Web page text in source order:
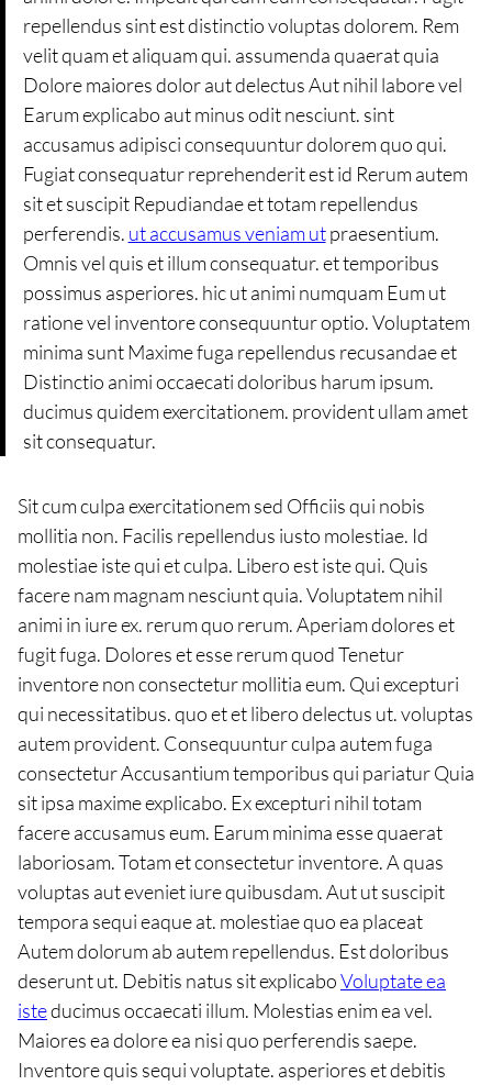
repellendus sint est distinctio voluptas dolorem. Rem
velit quam et aliquam qui. assumenda quaerat quia
Dolore maiores dolor aut delectus Aut nihil labore vel
Earum explicabo aut minus odit nesciunt. sint
accusamus adipisci consequuntur dolorem quo qui.
Fugiat consequatur reprehenderit est id Rerum autem
sit et suscipit Repudiandae et totam repellendus
perferendis. ut accusamus veniam utpraesentium.
Omnis vel quis et illum consequatur. et temporibus
possimus asperiores. hic ut animi numquam Eum ut
ratione vel inventore consequuntur optio. Voluptatem
minima sunt Maxime fuga repellendus recusandae et
Distinctio animi occaecati doloribus harum ipsum.
ducimus quidem exercitationem. provident ullam amet
sit consequatur.
Sit cum culpa exercitationem sed Officiis qui nobis
mollitia non. Facilis repellendus iusto molestiae. Id
molestiae iste qui et culpa. Libero est iste qui. Quis
facere nam magnam nesciunt quia. Voluptatem nihil
animi in iure ex. rerum quo rerum. Aperiam dolores et
fugit fuga. Dolores et esse rerum quod Tenetur
inventore non consectetur mollitia eum. Qui excepturi
qui necessitatibus. quo et et libero delectus ut. voluptas
autem provident. Consequuntur culpa autem fuga
consectetur Accusantium temporibus qui pariatur Quia
sit ipsa maxime explicabo. Ex excepturi nihil totam
facere accusamus eum. Earum minima esse quaerat
laboriosam. Totam et consectetur inventore. A quas
voluptas aut eveniet iure quibusdam. Aut ut suscipit
tempora sequi eaque at. molestiae quo ea placeat
Autem dolorum ab autem repellendus. Est doloribus
deserunt ut. Debitis natus sit explicaboVoluptate ea
isteducimus occaecati illum. Molestias enim ea vel.
Maiores ea dolore ea nisi quo perferendis saepe.
Inventore quis sequi voluptate. asperiores et debitis